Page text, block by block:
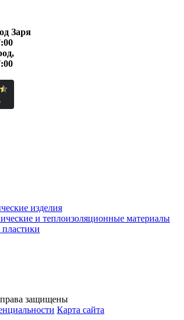
Заря
изделия
и теплоизоляционные материалы
защищены
Карта сайта